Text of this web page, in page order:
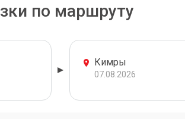
по маршруту
Кимры
07.08.2026